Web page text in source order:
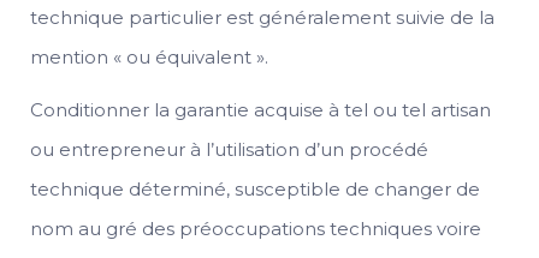
technique particulier est généralement suivie de la
mention « ou équivalent ».
Conditionner la garantie acquise à tel ou tel artisan
ou entrepreneur à l’utilisation d’un procédé
technique déterminé, susceptible de changer de
nom au gré des préoccupations techniques voire